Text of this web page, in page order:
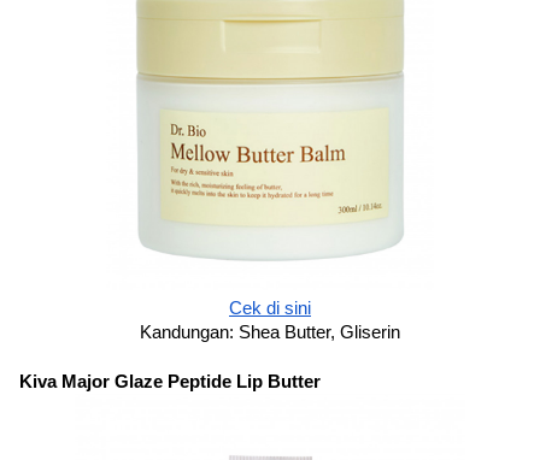
Cek di sini
Kandungan: Shea Butter, Gliserin
Kiva Major Glaze Peptide Lip Butter